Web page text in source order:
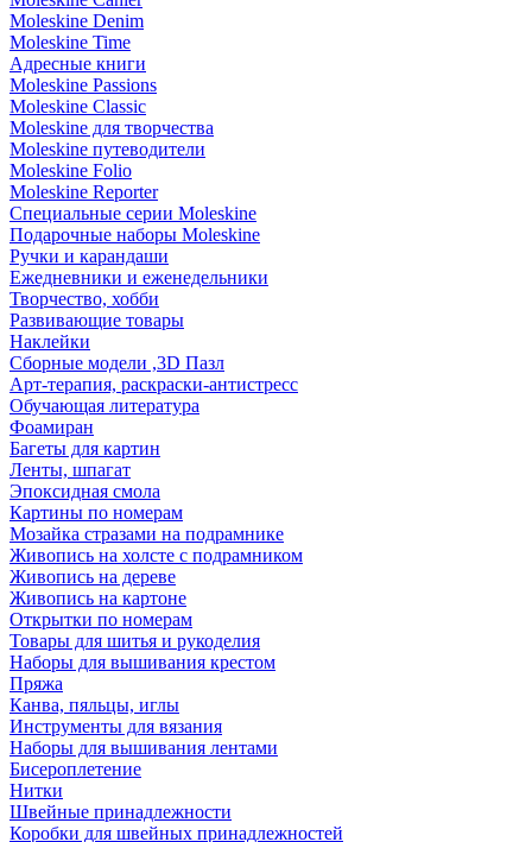
Moleskine Denim
Moleskine Time
Адресные книги
Moleskine Passions
Moleskine Classic
Moleskine для творчества
Moleskine путеводители
Moleskine Folio
Moleskine Reporter
Специальные серии Moleskine
Подарочные наборы Moleskine
Ручки и карандаши
Ежедневники и еженедельники
Творчество, хобби
Развивающие товары
Наклейки
Сборные модели ,3D Пазл
Арт-терапия, раскраски-антистресс
Обучающая литература
Фоамиран
Багеты для картин
Ленты, шпагат
Эпоксидная смола
Картины по номерам
Мозайка стразами на подрамнике
Живопись на холсте с подрамником
Живопись на дереве
Живопись на картоне
Открытки по номерам
Товары для шитья и рукоделия
Наборы для вышивания крестом
Пряжа
Канва, пяльцы, иглы
Инструменты для вязания
Наборы для вышивания лентами
Бисероплетение
Нитки
Швейные принадлежности
Коробки для швейных принадлежностей